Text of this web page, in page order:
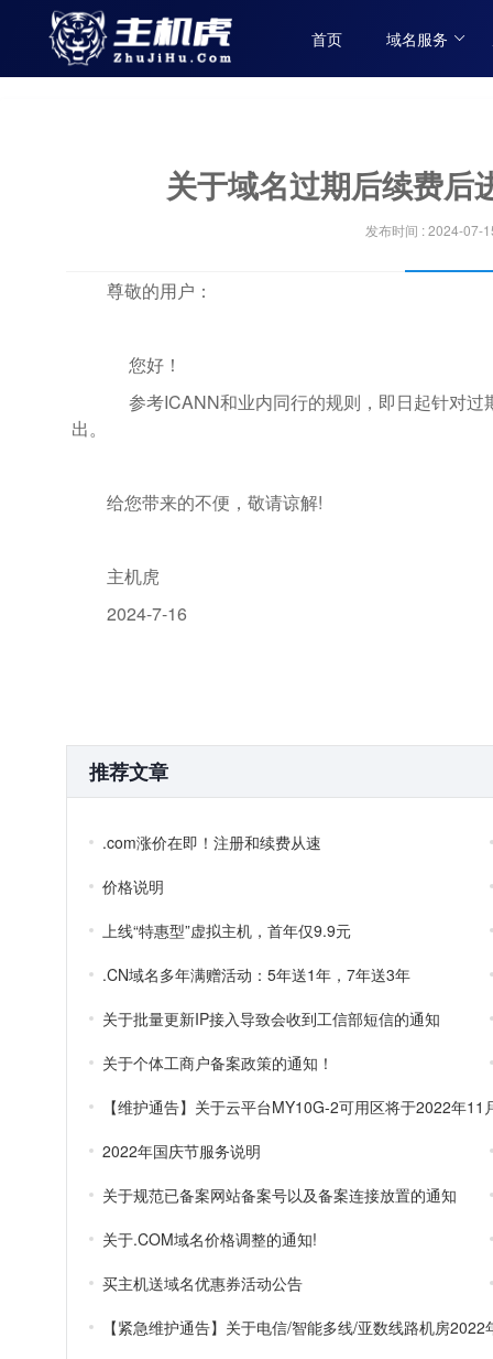
首页 域名服务
关于域名过期后续费后
发布时间 : 2024-07-
尊敬的用户：
您好！
参考ICANN和业内同行的规则，即日起针对过
出。
给您带来的不便，敬请谅解!
主机虎
2024-7-16
推荐文章
.com涨价在即！注册和续费从速
价格说明
上线“特惠型”虚拟主机，首年仅9.9元
.CN域名多年满赠活动：5年送1年，7年送3年
关于批量更新IP接入导致会收到工信部短信的通知
关于个体工商户备案政策的通知！
2022年国庆节服务说明
关于规范已备案网站备案号以及备案连接放置的通知
关于.COM域名价格调整的通知!
买主机送域名优惠券活动公告